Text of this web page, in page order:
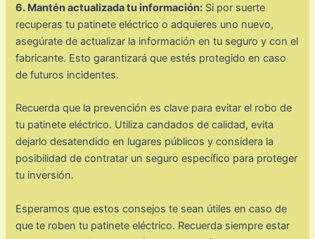
6. Mantén actualizada tu información: Si por suerte
recuperas tu patinete eléctrico o adquieres uno nuevo,
asegúrate de actualizar la información en tu seguro y con el
fabricante. Esto garantizará que estés protegido en caso
de futuros incidentes.
Recuerda que la prevención es clave para evitar el robo de
tu patinete eléctrico. Utiliza candados de calidad, evita
dejarlo desatendido en lugares públicos y considera la
posibilidad de contratar un seguro específico para proteger
tu inversión.
Esperamos que estos consejos te sean útiles en caso de
que te roben tu patinete eléctrico. Recuerda siempre estar